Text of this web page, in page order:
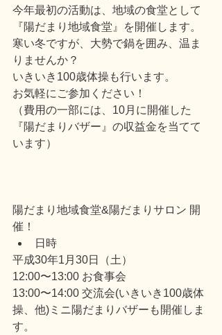
今年最初の活動は、地域の食堂として
『陽だまり地域食堂』を開催します。
寒い冬ですが、大勢で鍋を囲み、温ま
りませんか？
いきいき100歳体操も行います。
お気軽にご参加ください！
（費用の一部には、10月に開催した
『陽だまりバザー』の収益金を当てて
います）
陽だまり地域食堂&陽だまりサロン 開
催！
日時
平成30年1月30日（土）
12:00〜13:00 お食事会
13:00〜14:00 交流会(いきいき100歳体
操、他)ミニ陽だまりバザーも開催しま
す。